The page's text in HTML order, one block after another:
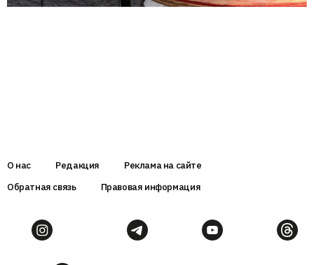
О нас Редакция
Реклама на сайте
Обратная связь
Правовая информация